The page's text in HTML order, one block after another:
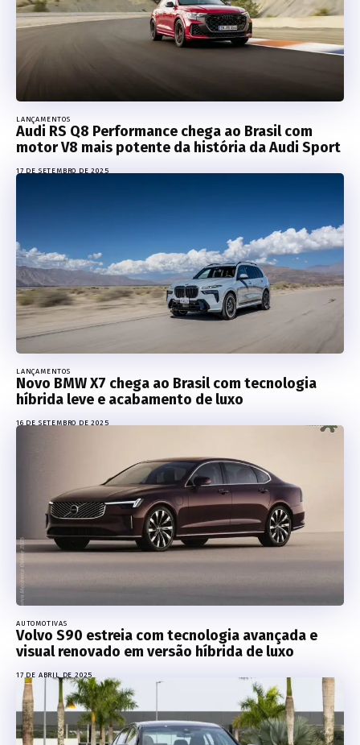
LANÇAMENTOS
Audi RS Q8 Performance chega ao Brasil com
motor V8 mais potente da história da Audi Sport
17 DE SETEMBRO DE 2025
LANÇAMENTOS
Novo BMW X7 chega ao Brasil com tecnologia
híbrida leve e acabamento de luxo
16 DE SETEMBRO DE 2025
AUTOMOTIVAS
Volvo S90 estreia com tecnologia avançada e
visual renovado em versão híbrida de luxo
17 DE ABRIL DE 2025